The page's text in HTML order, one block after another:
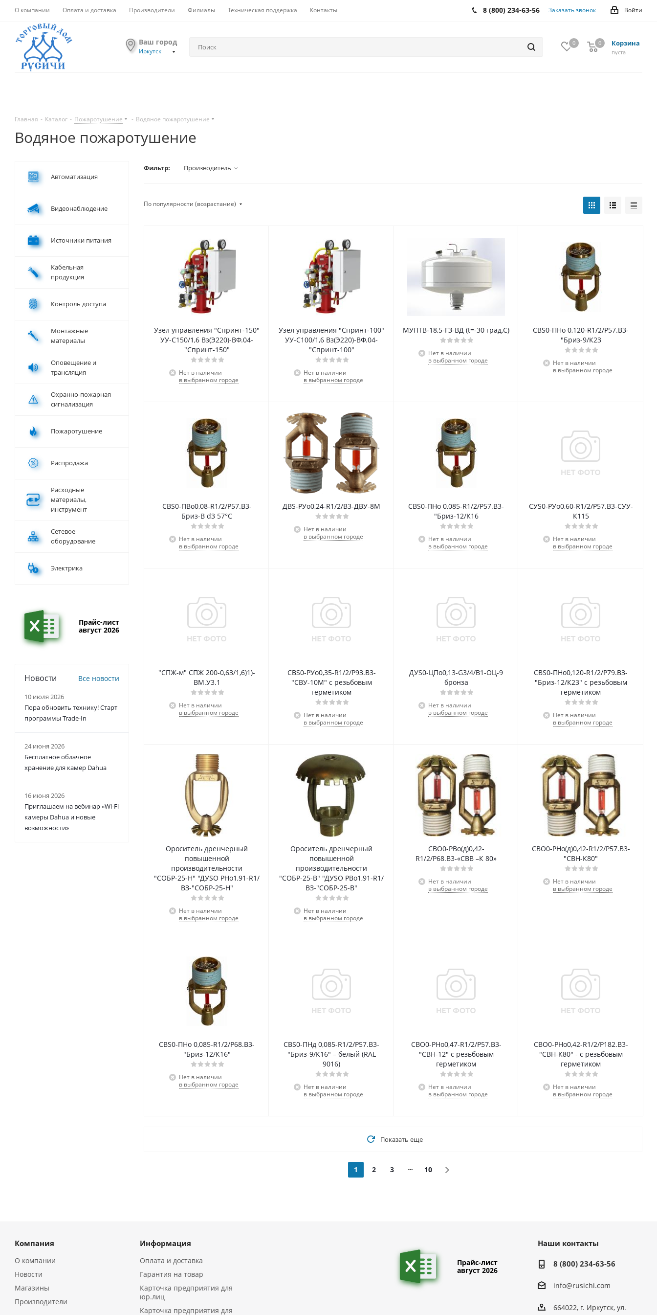
О компании Оплата и доставка Производители Филиалы Техническая поддержка Контакты Войти
8 (800) 234-63-56 Заказать звонок
Ваш город
Иркутск
0 Корзина
0
пуста
0
Главная - Каталог - Пожаротушение - Водяное пожаротушение
Водяное пожаротушение
Фильтр: Производитель
По популярности (возрастание)
Узел управления "Спринт-150"
УУ-С150/1,6 Вз(Э220)-ВФ.04-
"Спринт-150"
Нет в наличии
в выбранном городе
Узел управления "Спринт-100"
УУ-С100/1,6 Вз(Э220)-ВФ.04-
"Спринт-100"
Нет в наличии
в выбранном городе
МУПТВ-18,5-ГЗ-ВД (t=-30 град.С)
Нет в наличии
в выбранном городе
СВS0-ПНо 0,120-R1/2/P57.В3-
"Бриз-9/К23
Нет в наличии
в выбранном городе
СВS0-ПВо0,08-R1/2/Р57.В3-
Бриз-В d3 57°С
Нет в наличии
в выбранном городе
ДВS-РУо0,24-R1/2/В3-ДВУ-8М
Нет в наличии
в выбранном городе
СВS0-ПНо 0,085-R1/2/P57.В3-
"Бриз-12/К16
Нет в наличии
в выбранном городе
СУS0-РУо0,60-R1/2/Р57.В3-СУУ-
К115
Нет в наличии
в выбранном городе
"СПЖ-м" СПЖ 200-0,63/1,6)1)-
ВМ.У3.1
Нет в наличии
в выбранном городе
СBS0-РУо0,35-R1/2/Р93.В3-
"СВУ-10М" с резьбовым
герметиком
Нет в наличии
в выбранном городе
ДУS0-ЦПо0,13-G3/4/В1-ОЦ-9
бронза
Нет в наличии
в выбранном городе
СВS0-ПНо0,120-R1/2/P79.В3-
"Бриз-12/К23" с резьбовым
герметиком
Нет в наличии
в выбранном городе
Ороситель дренчерный
повышенной
производительности
"СОБР-25-Н" "ДУSO РНо1,91-R1/
ВЗ-"СОБР-25-Н"
Нет в наличии
в выбранном городе
Ороситель дренчерный
повышенной
производительности
"СОБР-25-В" "ДУSO РВо1,91-R1/
ВЗ-"СОБР-25-В"
Нет в наличии
в выбранном городе
CBO0-PBо(д)0,42-
R1/2/P68.B3-«CBB –К 80»
Нет в наличии
в выбранном городе
СВО0-РНо(д)0,42-R1/2/Р57.В3-
"СВН-К80"
Нет в наличии
в выбранном городе
СВS0-ПНо 0,085-R1/2/P68.В3-
"Бриз-12/К16"
Нет в наличии
в выбранном городе
СВS0-ПНд 0,085-R1/2/P57.В3-
"Бриз-9/К16" – белый (RAL
9016)
Нет в наличии
в выбранном городе
СВО0-РНо0,47-R1/2/Р57.В3-
"СВН-12" с резьбовым
герметиком
Нет в наличии
в выбранном городе
СВО0-РНо0,42-R1/2/Р182.В3-
"СВН-К80" - с резьбовым
герметиком
Нет в наличии
в выбранном городе
Показать еще
1 2 3 10
Автоматизация
Видеонаблюдение
Источники питания
Кабельная
продукция
Контроль доступа
Монтажные
материалы
Оповещение и
трансляция
Охранно-пожарная
сигнализация
Пожаротушение
Распродажа
Расходные
материалы,
инструмент
Сетевое
оборудование
Электрика
Прайс-лист
август 2026
Новости Все новости
10 июля 2026
Пора обновить технику! Старт
программы Trade-In
24 июня 2026
Бесплатное облачное
хранение для камер Dahua
16 июня 2026
Приглашаем на вебинар «Wi-Fi
камеры Dahua и новые
возможности»
Компания
О компании
Новости
Магазины
Производители
Информация
Оплата и доставка
Гарантия на товар
Карточка предприятия для
юр.лиц
Карточка предприятия для
Прайс-лист
август 2026
Наши контакты
8 (800) 234-63-56
info@rusichi.com
664022, г. Иркутск, ул.